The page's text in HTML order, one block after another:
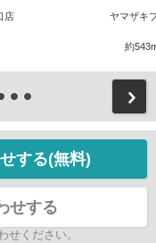
店 ヤマザキ
約
する(無料)
せする
せください。